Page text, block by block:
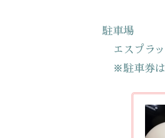
駐車場
エスプラッ
※駐車券は